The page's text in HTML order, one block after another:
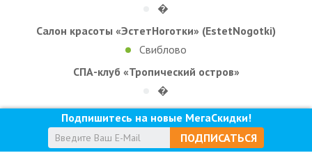
�
Салон красоты «ЭстетНоготки» (EstetNogotki)
Свиблово
СПА-клуб «Тропический остров»
�
Подпишитесь на новые МегаСкидки!
ПОДПИСАТЬСЯ